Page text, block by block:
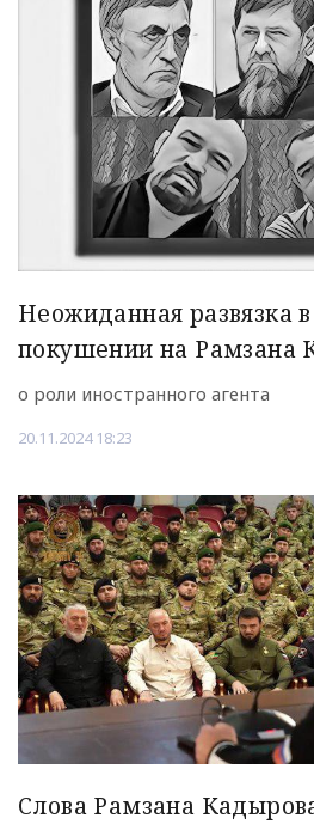
Неожиданная развязка
покушении на Рамзана
о роли иностранного агента
20.11.2024 18:23
Слова Рамзана